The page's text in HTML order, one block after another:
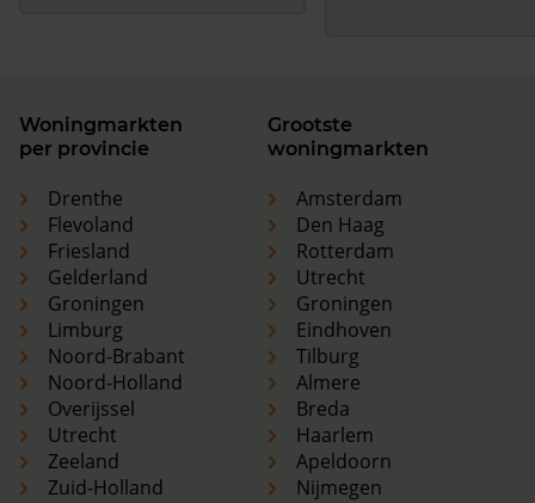
Woningmarkten
per provincie
Drenthe
Flevoland
Friesland
Gelderland
Groningen
Limburg
Noord-Brabant
Noord-Holland
Overijssel
Utrecht
Zeeland
Zuid-Holland
Grootste
woningmarkten
Amsterdam
Den Haag
Rotterdam
Utrecht
Groningen
Eindhoven
Tilburg
Almere
Breda
Haarlem
Apeldoorn
Nijmegen